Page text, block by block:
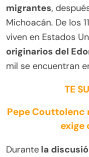
migrantes,
Michoacán. De los
viven en Estados
originarios del
mil se encuentran
TE
Pepe Couttolenc
exige
Durante la